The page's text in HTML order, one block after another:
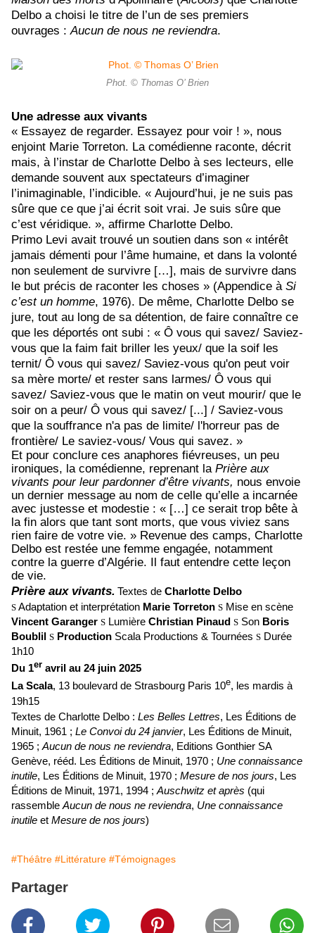
Delbo a choisi le titre de l’un de ses premiers
ouvrages :Aucun de nous ne reviendra.
Phot. © Thomas O’ Brien
Une adresse aux vivants
« Essayez de regarder. Essayez pour voir ! », nous
enjoint Marie Torreton. La comédienne raconte, décrit
mais, à l’instar de Charlotte Delbo à ses lecteurs, elle
demande souvent aux spectateurs d’imaginer
l’inimaginable, l’indicible. « Aujourd’hui, je ne suis pas
sûre que ce que j’ai écrit soit vrai. Je suis sûre que
c’est véridique. », affirme Charlotte Delbo.
Primo Levi avait trouvé un soutien dans son « intérêt
jamais démenti pour l’âme humaine, et dans la volonté
non seulement de survivre […], mais de survivre dans
le but précis de raconter les choses » (Appendice à Si
c’est un homme, 1976). De même, Charlotte Delbo se
jure, tout au long de sa détention, de faire connaître ce
que les déportés ont subi : « Ô vous qui savez/ Saviez-
vous que la faim fait briller les yeux/ que la soif les
ternit/ Ô vous qui savez/ Saviez-vous qu'on peut voir
sa mère morte/ et rester sans larmes/ Ô vous qui
savez/ Saviez-vous que le matin on veut mourir/ que le
soir on a peur/ Ô vous qui savez/ [...] / Saviez-vous
que la souffrance n'a pas de limite/ l'horreur pas de
frontière/ Le saviez-vous/ Vous qui savez. »
Et pour conclure ces anaphores fiévreuses, un peu
ironiques, la comédienne, reprenant la Prière aux
vivants pour leur pardonner d’être vivants, nous envoie
un dernier message au nom de celle qu’elle a incarnée
avec justesse et modestie : « […] ce serait trop bête à
la fin alors que tant sont morts, que vous viviez sans
rien faire de votre vie. » Revenue des camps, Charlotte
Delbo est restée une femme engagée, notamment
contre la guerre d’Algérie. Il faut entendre cette leçon
de vie.
Prière aux vivants. Textes de Charlotte Delbo
S Adaptation et interprétation Marie Torreton S Mise en scène
Vincent Garanger S Lumière Christian Pinaud S Son Boris
Boublil S Production Scala Productions & Tournées S Durée
1h10
Du 1er avril au 24 juin 2025
La Scala, 13 boulevard de Strasbourg Paris 10e, les mardis à
19h15
Textes de Charlotte Delbo : Les Belles Lettres, Les Éditions de
Minuit, 1961 ; Le Convoi du 24 janvier, Les Éditions de Minuit,
1965 ;Aucun de nous ne reviendra, Editions Gonthier SA
Genève, rééd. Les Éditions de Minuit, 1970 ; Une connaissance
inutile, Les Éditions de Minuit, 1970 ; Mesure de nos jours, Les
Éditions de Minuit, 1971, 1994 ;Auschwitz et après (qui
rassembleAucun de nous ne reviendra, Une connaissance
inutile et Mesure de nos jours)
#Théâtre #Littérature #Témoignages
Partager